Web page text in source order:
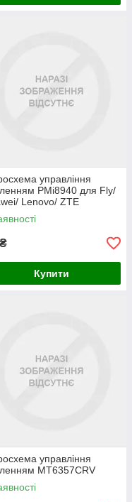
управління
PMi8940 для Fly/
Lenovo/ ZTE
₴
Купити
управління
MT6357CRV